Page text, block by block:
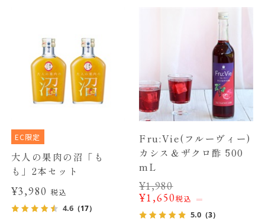
EC限定
大人の果肉の沼「も
も」2本セット
¥3,980税込
4.6（17）
Fru:Vie(フルーヴィー)
カシス＆ザクロ酢 500
mL
¥1,980
¥1,650税込
5.0 （3）